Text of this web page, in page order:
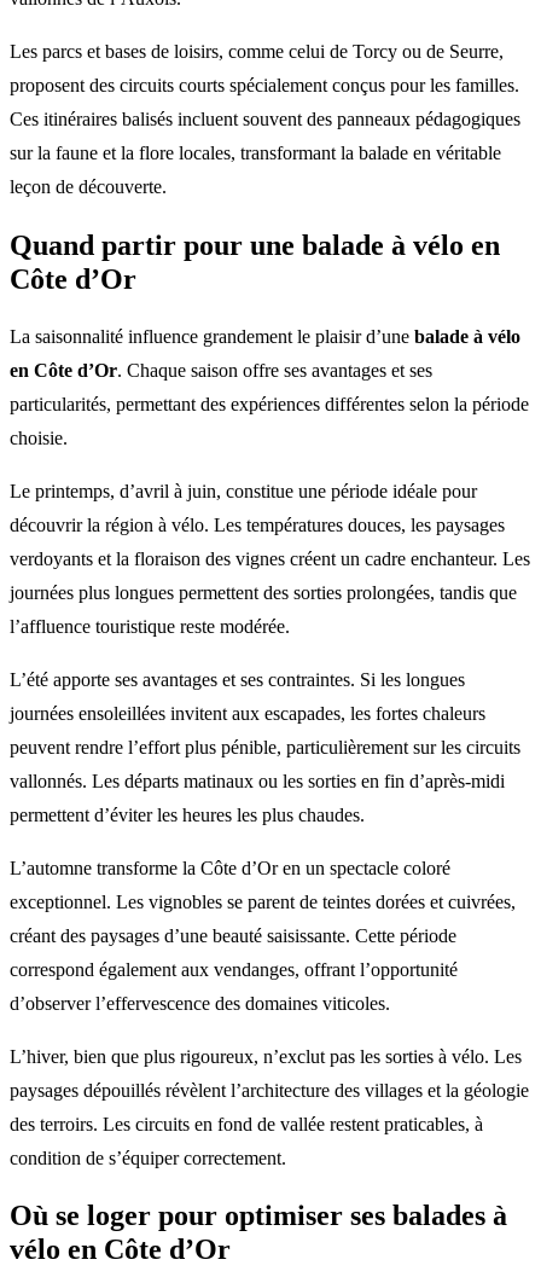
Les parcs et bases de loisirs, comme celui de Torcy ou de Seurre,
proposent des circuits courts spécialement conçus pour les familles.
Ces itinéraires balisés incluent souvent des panneaux pédagogiques
sur la faune et la flore locales, transformant la balade en véritable
leçon de découverte.
Quand partir pour une balade à vélo en
Côte d’Or
La saisonnalité influence grandement le plaisir d’une balade à vélo
en Côte d’Or. Chaque saison offre ses avantages et ses
particularités, permettant des expériences différentes selon la période
choisie.
Le printemps, d’avril à juin, constitue une période idéale pour
découvrir la région à vélo. Les températures douces, les paysages
verdoyants et la floraison des vignes créent un cadre enchanteur. Les
journées plus longues permettent des sorties prolongées, tandis que
l’affluence touristique reste modérée.
L’été apporte ses avantages et ses contraintes. Si les longues
journées ensoleillées invitent aux escapades, les fortes chaleurs
peuvent rendre l’effort plus pénible, particulièrement sur les circuits
vallonnés. Les départs matinaux ou les sorties en fin d’après-midi
permettent d’éviter les heures les plus chaudes.
L’automne transforme la Côte d’Or en un spectacle coloré
exceptionnel. Les vignobles se parent de teintes dorées et cuivrées,
créant des paysages d’une beauté saisissante. Cette période
correspond également aux vendanges, offrant l’opportunité
d’observer l’effervescence des domaines viticoles.
L’hiver, bien que plus rigoureux, n’exclut pas les sorties à vélo. Les
paysages dépouillés révèlent l’architecture des villages et la géologie
des terroirs. Les circuits en fond de vallée restent praticables, à
condition de s’équiper correctement.
Où se loger pour optimiser ses balades à
vélo en Côte d’Or